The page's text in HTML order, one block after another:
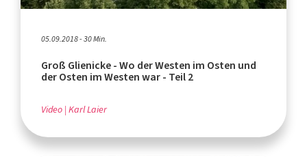
05.09.2018 - 30 Min.
Groß Glienicke - Wo der Westen im Osten und
der Osten im Westen war - Teil 2
Video Karl Laier